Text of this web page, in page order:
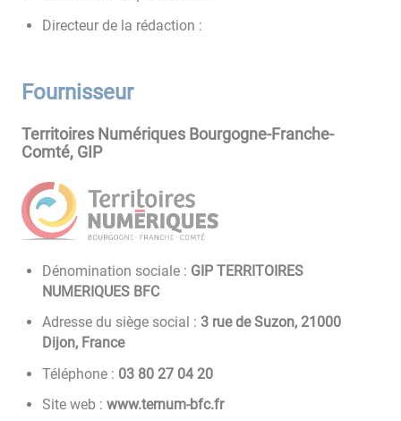
Directeur de la rédaction :
Fournisseur
Territoires Numériques Bourgogne-Franche-
Comté, GIP
Dénomination sociale : GIP TERRITOIRES
NUMERIQUES BFC
Adresse du siège social :3 rue de Suzon, 21000
Dijon, France
Téléphone : 02 40 72 08 30
Site web : www.ternum-bfc.fr